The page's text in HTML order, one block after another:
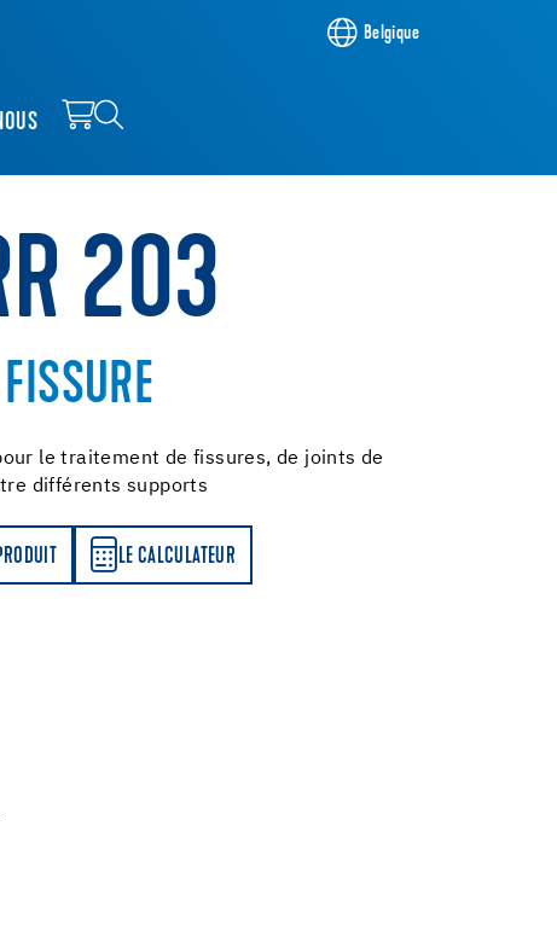
Belgique
203
le traitement de fissures, de joints de
différents supports
LE CALCULATEUR